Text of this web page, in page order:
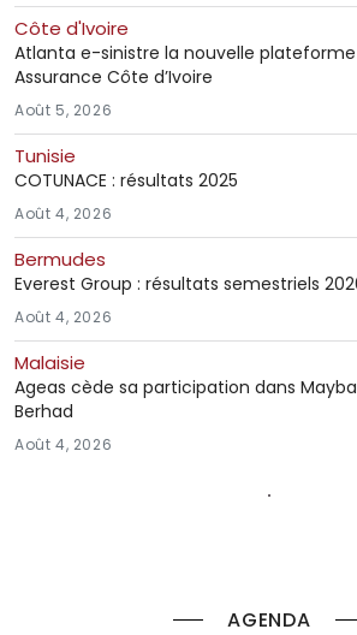
AGENDA
Côte d'Ivoire
Atlanta e-sinistre la nouvelle plateforme
Assurance Côte d’Ivoire
Août 5, 2026
Tunisie
COTUNACE : résultats 2025
Août 4, 2026
Bermudes
Everest Group : résultats semestriels
Août 4, 2026
Malaisie
Ageas cède sa participation dans
Berhad
Août 4, 2026